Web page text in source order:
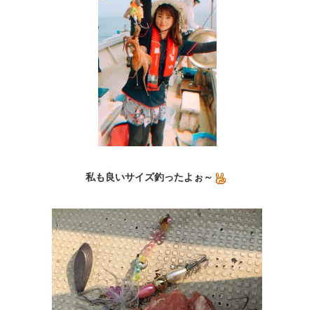
私も良いサイズ釣ったよぉ～